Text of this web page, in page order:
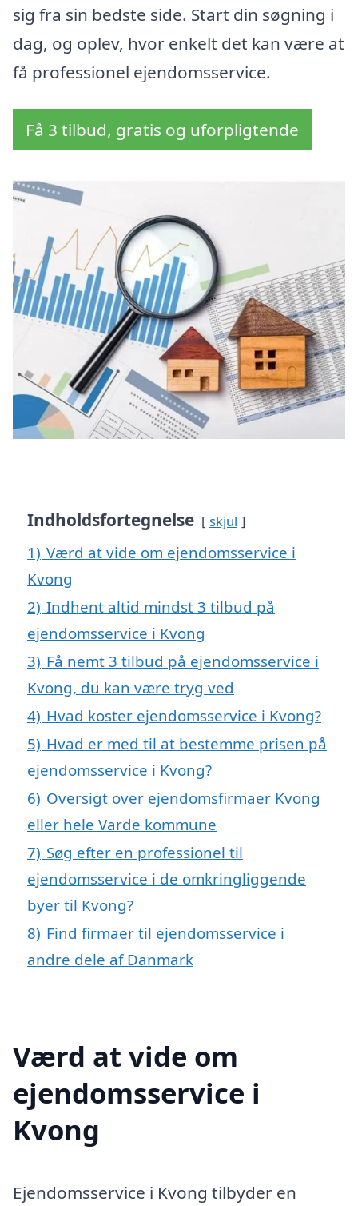
sig fra sin bedste side. Start din søgning i
dag, og oplev, hvor enkelt det kan være at
få professionel ejendomsservice.
Få 3 tilbud, gratis og uforpligtende
Indholdsfortegnelse skjul
1) Værd at vide om ejendomsservice i
Kvong
2) Indhent altid mindst 3 tilbud på
ejendomsservice i Kvong
3) Få nemt 3 tilbud på ejendomsservice i
Kvong, du kan være tryg ved
4) Hvad koster ejendomsservice i Kvong?
5) Hvad er med til at bestemme prisen på
ejendomsservice i Kvong?
6) Oversigt over ejendomsfirmaer Kvong
eller hele Varde kommune
7) Søg efter en professionel til
ejendomsservice i de omkringliggende
byer til Kvong?
8) Find firmaer til ejendomsservice i
andre dele af Danmark
Værd at vide om
ejendomsservice i
Kvong
Ejendomsservice i Kvong tilbyder en